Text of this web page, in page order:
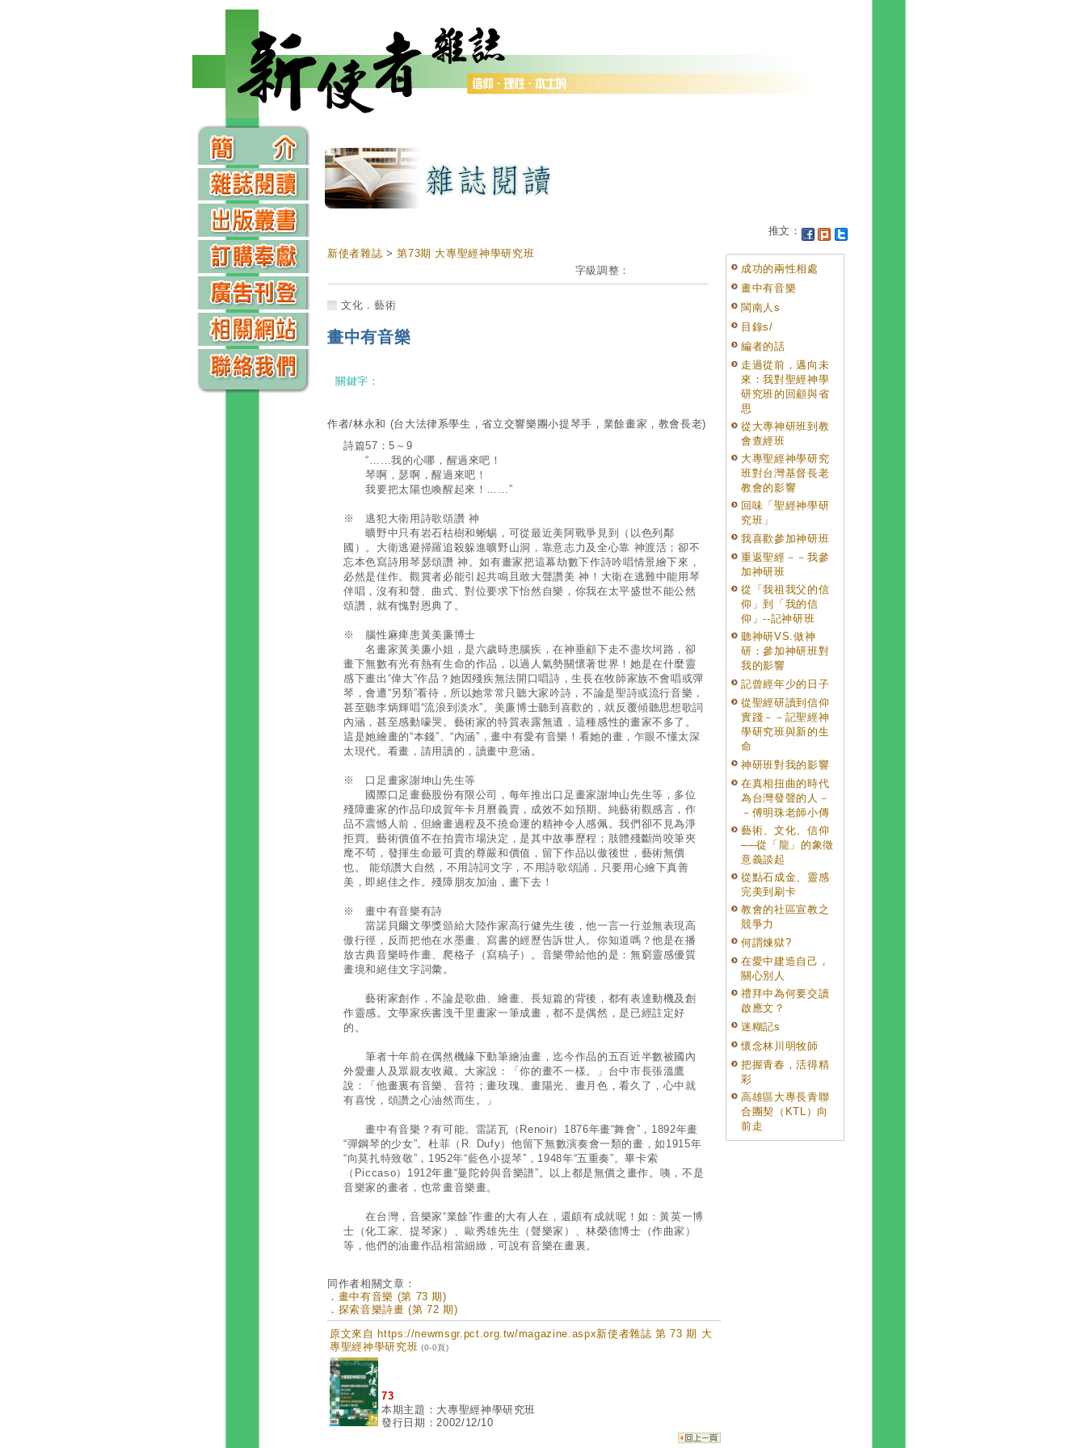
推文：
新使者雜誌 >第73期 大專聖經神學研究班
字級調整：
文化．藝術
畫中有音樂
關鍵字：
作者/林永和 (台大法律系學生，省立交響樂團小提琴手，業餘畫家，教會長老)
詩篇57：5～9
“……我的心哪，醒過來吧！
琴啊，瑟啊，醒過來吧！
我要把太陽也喚醒起來！……”
※ 逃犯大衛用詩歌頌讚 神
曠野中只有岩石枯樹和蜥蜴，可從最近美阿戰爭見到（以色列鄰
國）。大衛逃避掃羅追殺躲進曠野山洞，靠意志力及全心靠 神渡活；卻不
忘本色寫詩用琴瑟頌讚 神。如有畫家把這幕劫數下作詩吟唱情景繪下來，
必然是佳作。觀賞者必能引起共鳴且敢大聲讚美 神！大衛在逃難中能用琴
伴唱，沒有和聲、曲式、對位要求下怡然自樂，你我在太平盛世不能公然
頌讚，就有愧對恩典了。
※ 腦性麻痺患黃美廉博士
名畫家黃美廉小姐，是六歲時患腦疾，在神垂顧下走不盡坎坷路，卻
畫下無數有光有熱有生命的作品，以過人氣勢關懷著世界！她是在什麼靈
感下畫出“偉大”作品？她因殘疾無法開口唱詩，生長在牧師家族不會唱或彈
琴，會遭“另類”看待，所以她常常只聽大家吟詩，不論是聖詩或流行音樂，
甚至聽李炳輝唱“流浪到淡水”。美廉博士聽到喜歡的，就反覆傾聽思想歌詞
內涵，甚至感動嚎哭。藝術家的特質表露無遺，這種感性的畫家不多了。
這是她繪畫的“本錢”、“內涵”，畫中有愛有音樂！看她的畫，乍眼不懂太深
太現代。看畫，請用讀的，讀畫中意涵。
※ 口足畫家謝坤山先生等
國際口足畫藝股份有限公司，每年推出口足畫家謝坤山先生等，多位
殘障畫家的作品印成賀年卡月曆義賣，成效不如預期。純藝術觀感言，作
品不震憾人前，但繪畫過程及不撓命運的精神令人感佩。我們卻不見為淨
拒買。藝術價值不在拍賣市場決定，是其中故事歷程；肢體殘斷尚咬筆夾
麾不茍，發揮生命最可貴的尊嚴和價值，留下作品以傲後世，藝術無價
也。 能頌讚大自然，不用詩詞文字，不用詩歌頌誦，只要用心繪下真善
美，即絕佳之作。殘障朋友加油，畫下去！
※ 畫中有音樂有詩
當諾貝爾文學獎頒給大陸作家高行健先生後，他一言一行並無表現高
傲行徑，反而把他在水墨畫、寫書的經歷告訴世人。你知道嗎？他是在播
放古典音樂時作畫、爬格子（寫稿子）。音樂帶給他的是：無窮靈感優質
畫境和絕佳文字詞彙。
藝術家創作，不論是歌曲、繪畫、長短篇的背後，都有表達動機及創
作靈感。文學家疾書洩千里畫家一筆成畫，都不是偶然，是已經註定好
的。
筆者十年前在偶然機緣下動筆繪油畫，迄今作品的五百近半數被國內
外愛畫人及眾親友收藏。大家說：「你的畫不一樣。」台中市長張溫鷹
說：「他畫裏有音樂、音符；畫玫瑰、畫陽光、畫月色，看久了，心中就
有喜悅，頌讚之心油然而生。」
畫中有音樂？有可能。雷諾瓦（Renoir）1876年畫“舞會”，1892年畫
“彈鋼琴的少女”。杜菲（R. Dufy）他留下無數演奏會一類的畫，如1915年
“向莫扎特致敬”，1952年“藍色小提琴”，1948年“五重奏”。畢卡索
（Piccaso）1912年畫“曼陀鈴與音樂譜”。以上都是無價之畫作。咦，不是
音樂家的畫者，也常畫音樂畫。
在台灣，音樂家“業餘”作畫的大有人在，還頗有成就呢！如：黃英一博
士（化工家、提琴家）、歐秀雄先生（聲樂家）、林榮德博士（作曲家）
等，他們的油畫作品相當細緻，可說有音樂在畫裏。
同作者相關文章：
． 畫中有音樂 (第 73 期)
． 探索音樂詩畫 (第 72 期)
原文來自 https://newmsgr.pct.org.tw/magazine.aspx新使者雜誌 第 73 期 大
專聖經神學研究班 (0-0頁)
73
本期主題：大專聖經神學研究班
發行日期：2002/12/10
成功的兩性相處
畫中有音樂
閩南人s
目錄s/
編者的話
走過從前，邁向未
來：我對聖經神學
研究班的回顧與省
思
從大專神研班到教
會查經班
大專聖經神學研究
班對台灣基督長老
教會的影響
回味「聖經神學研
究班」
我喜歡參加神研班
重返聖經－－我參
加神研班
從「我祖我父的信
仰」到「我的信
仰」--記神研班
聽神研VS.做神
研：參加神研班對
我的影響
記曾經年少的日子
從聖經研讀到信仰
實踐－－記聖經神
學研究班與新的生
命
神研班對我的影響
在真相扭曲的時代
為台灣發聲的人－
－傅明珠老師小傳
藝術、文化、信仰
──從「龍」的象徵
意義談起
從點石成金、靈感
完美到刷卡
教會的社區宣教之
競爭力
何謂煉獄?
在愛中建造自己，
關心別人
禮拜中為何要交讀
啟應文？
迷糊記s
懷念林川明牧師
把握青春，活得精
彩
高雄區大專長青聯
合團契（KTL）向
前走